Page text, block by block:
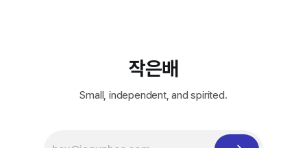
작은배
Small, independent, and spirited.